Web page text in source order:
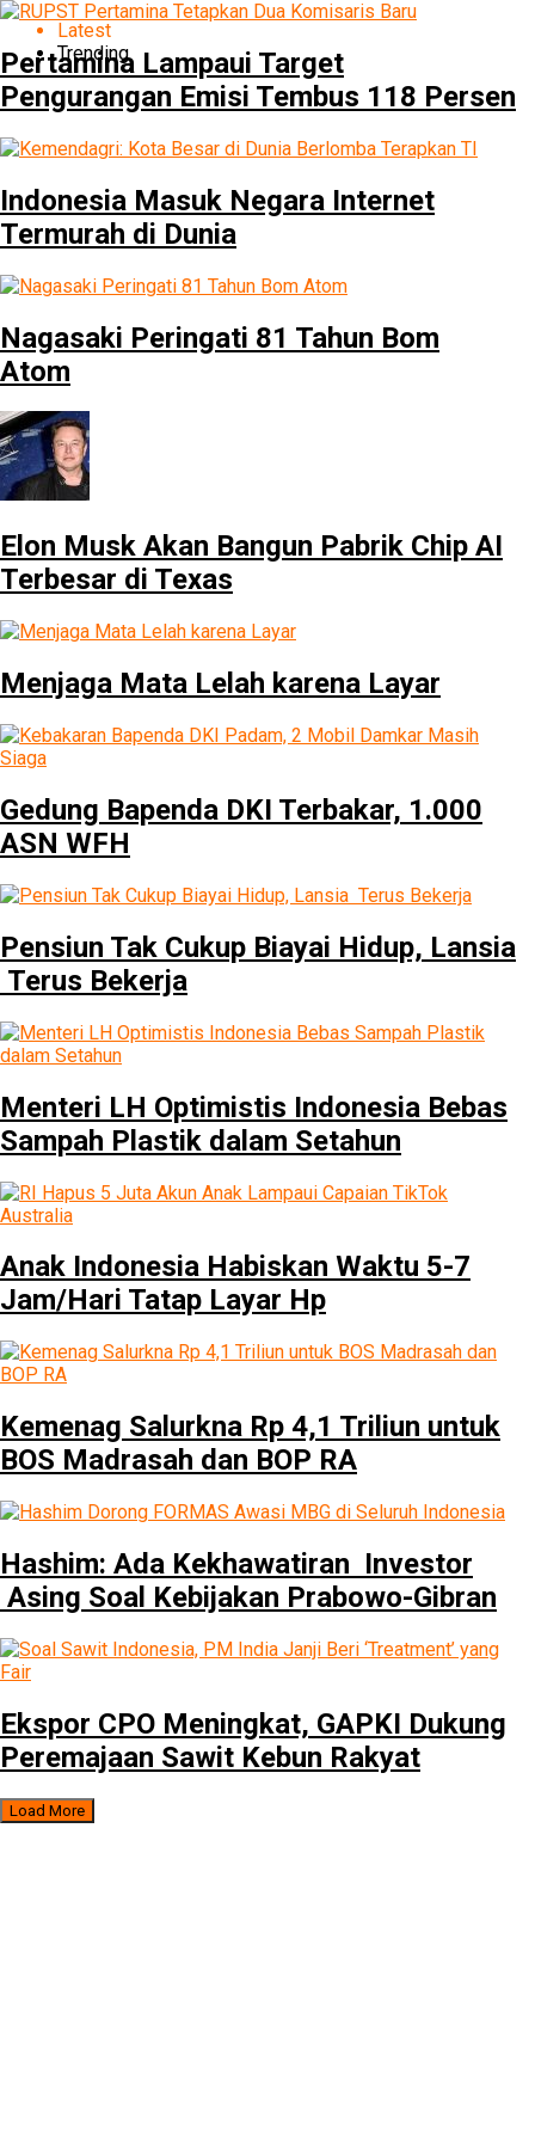
Latest
Trending
Pertamina Lampaui Target
Pengurangan Emisi Tembus 118 Persen
Indonesia Masuk Negara Internet
Termurah di Dunia
Nagasaki Peringati 81 Tahun Bom
Atom
Elon Musk Akan Bangun Pabrik Chip AI
Terbesar di Texas
Menjaga Mata Lelah karena Layar
Gedung Bapenda DKI Terbakar, 1.000
ASN WFH
Pensiun Tak Cukup Biayai Hidup, Lansia
Terus Bekerja
Menteri LH Optimistis Indonesia Bebas
Sampah Plastik dalam Setahun
Anak Indonesia Habiskan Waktu 5-7
Jam/Hari Tatap Layar Hp
Kemenag Salurkna Rp 4,1 Triliun untuk
BOS Madrasah dan BOP RA
Hashim: Ada Kekhawatiran Investor
Asing Soal Kebijakan Prabowo-Gibran
Ekspor CPO Meningkat, GAPKI Dukung
Peremajaan Sawit Kebun Rakyat
Load More